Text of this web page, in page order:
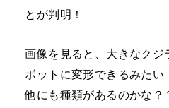
とが判明！
画像を見ると、大きなクジ
ボットに変形できるみたい
他にも種類があるのかな？